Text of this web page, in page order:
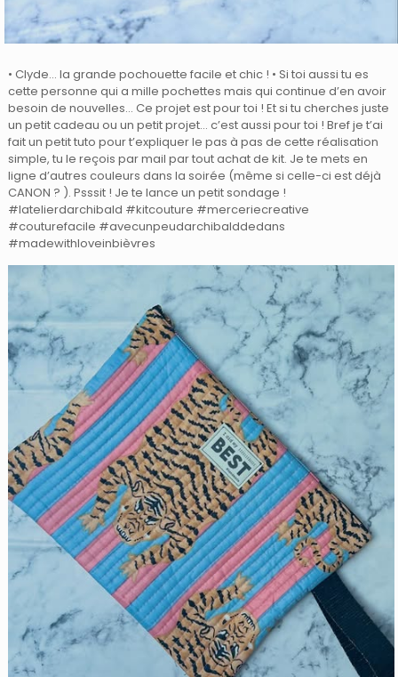
• Clyde… la grande pochouette facile et chic ! • Si toi aussi tu es
cette personne qui a mille pochettes mais qui continue d’en avoir
besoin de nouvelles… Ce projet est pour toi ! Et si tu cherches juste
un petit cadeau ou un petit projet… c’est aussi pour toi ! Bref je t’ai
fait un petit tuto pour t’expliquer le pas à pas de cette réalisation
simple, tu le reçois par mail par tout achat de kit. Je te mets en
ligne d’autres couleurs dans la soirée (même si celle-ci est déjà
CANON ? ). Psssit ! Je te lance un petit sondage !
#latelierdarchibald #kitcouture #merceriecreative
#couturefacile #avecunpeudarchibalddedans
#madewithloveinbièvres